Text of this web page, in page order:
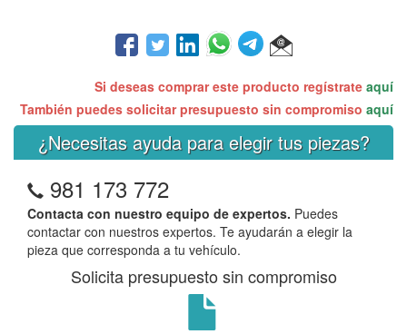
Si deseas comprar este producto regístrate aquí
También puedes solicitar presupuesto sin compromiso aquí
¿Necesitas ayuda para elegir tus piezas?
981 173 772
Contacta con nuestro equipo de expertos. Puedes
contactar con nuestros expertos. Te ayudarán a elegir la
pieza que corresponda a tu vehículo.
Solicita presupuesto sin compromiso